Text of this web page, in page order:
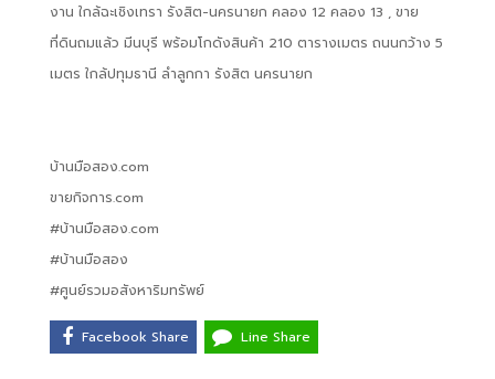
งาน ใกล้ฉะเชิงเทรา รังสิต-นครนายก คลอง 12 คลอง 13 , ขาย
ที่ดินถมแล้ว มีนบุรี พร้อมโกดังสินค้า 210 ตารางเมตร ถนนกว้าง 5
เมตร ใกล้ปทุมธานี ลำลูกกา รังสิต นครนายก
บ้านมือสอง.com
ขายกิจการ.com
#บ้านมือสอง.com
#บ้านมือสอง
#ศูนย์รวมอสังหาริมทรัพย์
Facebook Share Line Share